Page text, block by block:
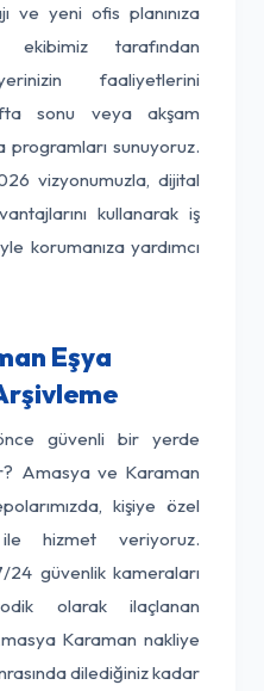
ve yeni ofis planınıza
tarafından
faaliyetlerini
sonu veya akşam
programları sunuyoruz.
vizyonumuzla, dijital
kullanarak iş
korumanıza yardımcı
Eşya
önce güvenli bir yerde
Amasya ve Karaman
kişiye özel
hizmet veriyoruz.
24 güvenlik kameraları
olarak ilaçlanan
Karaman nakliye
dilediğiniz kadar